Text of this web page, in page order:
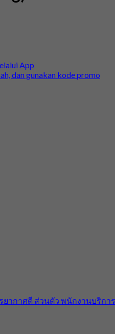
App
dan gunakan kode promo
ยากาศดี ส่วนตัว พนักงานบริการ